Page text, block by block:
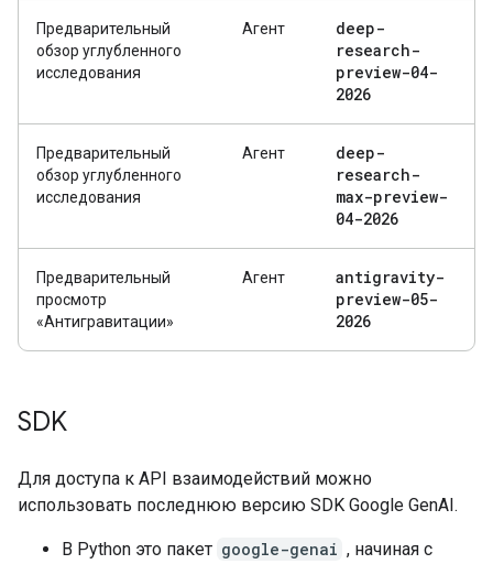
Предварительный
обзор углубленного
исследования
Агент
deep-
research-
preview-04-
2026
Предварительный
обзор углубленного
исследования
Агент
deep-
research-
max-preview-
04-2026
Предварительный
просмотр
«Антигравитации»
Агент
antigravity-
preview-05-
2026
SDK
Для доступа к API взаимодействий можно
использовать последнюю версию SDK Google GenAI.
В Python это пакет google-genai , начиная с